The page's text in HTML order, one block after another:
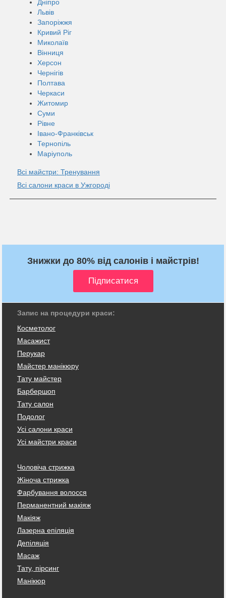
Дніпро
Львів
Запоріжжя
Кривий Ріг
Миколаїв
Вінниця
Херсон
Чернігів
Полтава
Черкаси
Житомир
Суми
Рівне
Івано-Франківськ
Тернопіль
Маріуполь
Всі майстри: Тренування
Всі салони краси в Ужгороді
Знижки до 80% від салонів і майстрів!
Запис на процедури краси:
Косметолог
Масажист
Перукар
Майстер манікюру
Тату майстер
Барбершоп
Тату салон
Подолог
Усі салони краси
Усі майстри краси
Чоловіча стрижка
Жіноча стрижка
Фарбування волосся
Перманентний макіяж
Макіяж
Лазерна епіляція
Депіляція
Масаж
Тату, пірсинг
Манікюр